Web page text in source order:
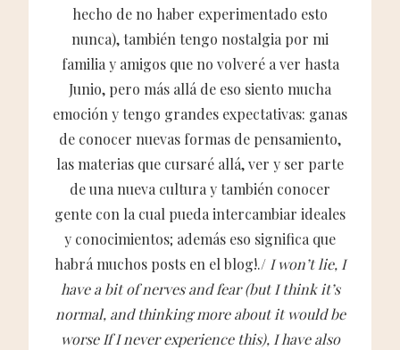
hecho de no haber experimentado esto
nunca), también tengo nostalgia por mi
familia y amigos que no volveré a ver hasta
Junio, pero más allá de eso siento mucha
emoción y tengo grandes expectativas: ganas
de conocer nuevas formas de pensamiento,
las materias que cursaré allá, ver y ser parte
de una nueva cultura y también conocer
gente con la cual pueda intercambiar ideales
y conocimientos; además eso significa que
habrá muchos posts en el blog!./ I won’t lie, I
have a bit of nerves and fear (but I think it’s
normal, and thinking more about it would be
worse If I never experience this), I have also